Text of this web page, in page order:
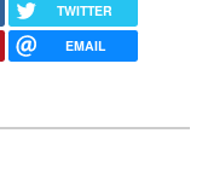
TWITTER
EMAIL